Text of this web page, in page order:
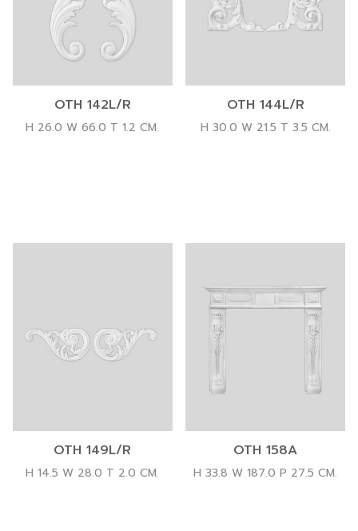
OTH 142L/R
H 26.0 W 66.0 T 1.2 CM.
OTH 144L/R
H 30.0 W 21.5 T 3.5 CM.
OTH 149L/R
H 14.5 W 28.0 T 2.0 CM.
OTH 158A
H 33.8 W 187.0 P 27.5 CM.